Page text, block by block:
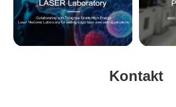
Kontakt